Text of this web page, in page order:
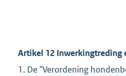
Artikel 12 Inwerkingtreding
1. De "Verordening